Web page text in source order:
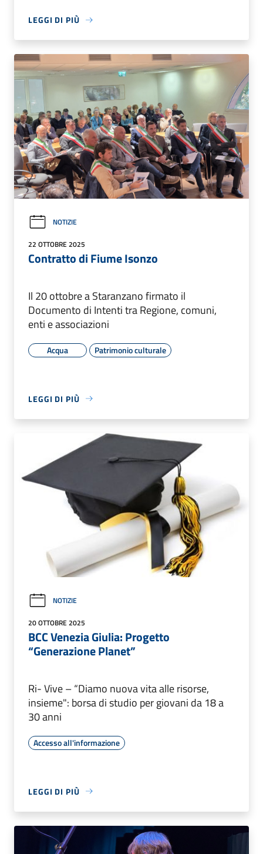
LEGGI DI PIÙ
NOTIZIE
22 OTTOBRE 2025
Contratto di Fiume Isonzo
Il 20 ottobre a Staranzano firmato il
Documento di Intenti tra Regione, comuni,
enti e associazioni
Acqua Patrimonio culturale
LEGGI DI PIÙ
NOTIZIE
20 OTTOBRE 2025
BCC Venezia Giulia: Progetto
“Generazione Planet”
Ri- Vive – “Diamo nuova vita alle risorse,
insieme": borsa di studio per giovani da 18 a
30 anni
Accesso all'informazione
LEGGI DI PIÙ